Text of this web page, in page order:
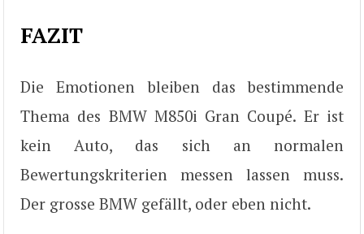
FAZIT
Die Emotionen bleiben das bestimmende
Thema des BMW M850i Gran Coupé. Er ist
kein Auto, das sich an normalen
Bewertungskriterien messen lassen muss.
Der grosse BMW gefällt, oder eben nicht.